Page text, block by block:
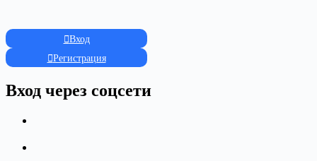
Вход
Регистрация
Вход через соцсети